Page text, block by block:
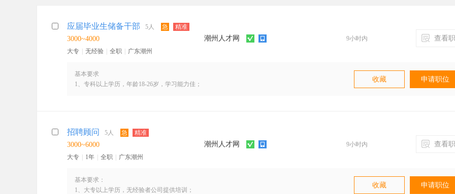
应届毕业生储备干部 5人 急 精准
3000~4000
大专 无经验 全职 广东潮州
潮州人才网 9小时内 查看
基本要求
1、专科以上学历，年龄18-26岁，学习能力佳；
1、通过互联网、电话方式联系开发有招聘需求的企业
2、对于有意向合作的客户，根据其需求提供相关招聘方案
3、协助公司线下招聘会筹办，提供平台服务，帮助企业招纳人才
上班时间：周一到周六 上午 8：45-12:00 下午 2:00-6:00 法定节假日休息
薪酬构成：无责底薪+绩效+补贴+奖金+生日福利
收藏 申请职位
招聘顾问 5人 急 精准
3000~6000
大专 1年 全职 广东潮州
潮州人才网 9小时内 查看
基本要求：
1、大专以上学历，无经验者公司提供培训；
收藏 申请职位